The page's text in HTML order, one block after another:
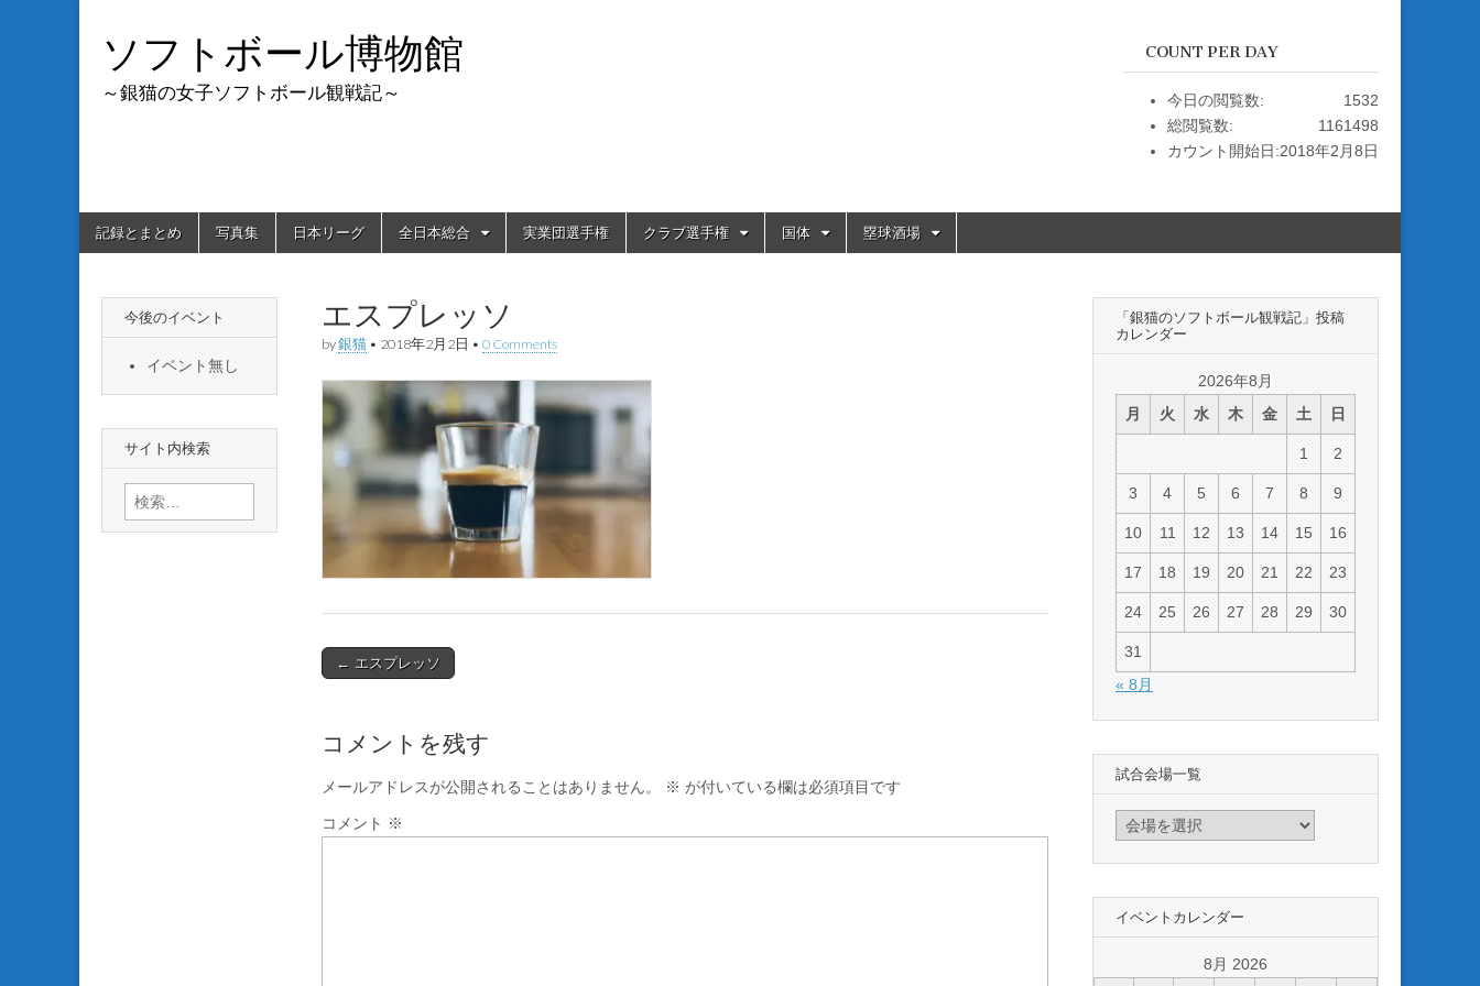
ソフトボール博物館
～銀猫の女子ソフトボール観戦記～
COUNT PER DAY
1532
今日の閲覧数:
1161498
総閲覧数:
2018年2月8日
カウント開始日:
Main
menu
Skip
記録とまとめ 写真集 日本リーグ 全日本総合 実業団選手権 クラブ選手権 国体 塁球酒場
エスプレッソ
by銀猫• 2018年2月2日 • 0 Comments
Post
← エスプレッソ
コメントを残す
メールアドレスが公開されることはありません。 ※ が付いている欄は必須項目です
コメント ※
今後のイベント
イベント無し
サイト内検索
検
索:
「銀猫のソフトボール観戦記」投稿
カレンダー
2026年8月
月
火 水 木 金 土 日
1 2
3 4 5 6 7 8 9
10 11 12 13 14 15 16
17 18 19 20 21 22 23
24 25 26 27 28 29 30
31
« 8月
試合会場一覧
イベントカレンダー
8月 2026